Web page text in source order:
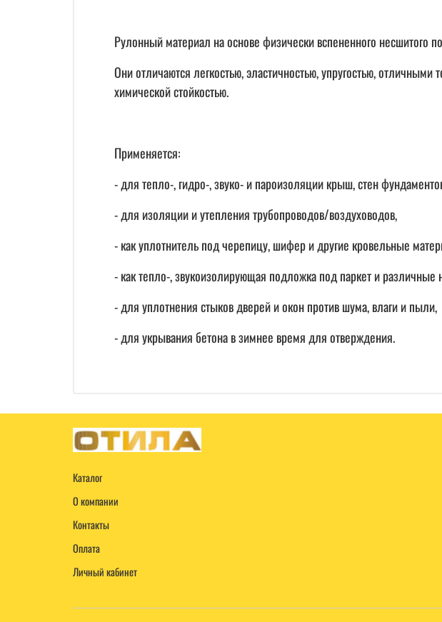
Рулонный материал на основе физически вспененного несшитого
Они отличаются легкостью, эластичностью, упругостью,
химической стойкостью.
Применяется:
- для тепло-, гидро-, звуко- и пароизоляции крыш, стен
- для изоляции и утепления трубопроводов/воздуховодов,
- как уплотнитель под черепицу, шифер и другие кровельные
- как тепло-, звукоизолирующая подложка под паркет и
- для уплотнения стыков дверей и окон против шума, влаги и пыли,
- для укрывания бетона в зимнее время для отверждения.
Каталог
О компании
Контакты
Оплата
Личный кабинет